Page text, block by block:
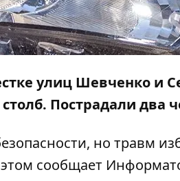
улиц Шевченко и
Пострадали два
но травм
сообщает